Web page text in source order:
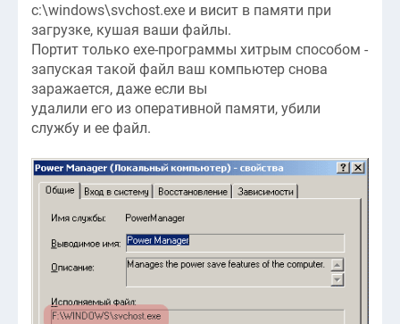
c:\windows\svchost.exe и висит в памяти при
загрузке, кушая ваши файлы.
Портит только exe-программы хитрым способом -
запуская такой файл ваш компьютер снова
заражается, даже если вы
удалили его из оперативной памяти, убили
службу и ее файл.